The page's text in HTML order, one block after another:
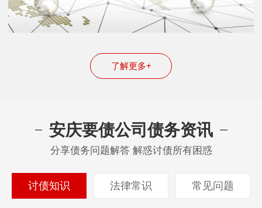
了解更多+
安庆要债公司债务资讯
分享债务问题解答 解惑讨债所有困惑
讨债知识 法律常识 常见问题